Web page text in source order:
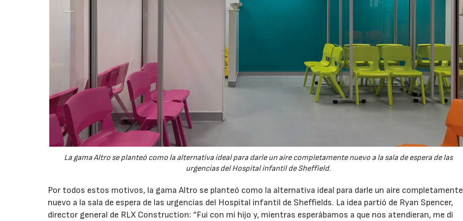
La gama Altro se planteó como la alternativa ideal para darle un aire completamente nuevo a la sala de espera de las
urgencias del Hospital infantil de Sheffield.
Por todos estos motivos, la gama Altro se planteó como la alternativa ideal para darle un aire completamente
nuevo a la sala de espera de las urgencias del Hospital infantil de Sheffields. La idea partió de Ryan Spencer,
director general de RLX Construction: “Fui con mi hijo y, mientras esperábamos a que nos atendieran, me di